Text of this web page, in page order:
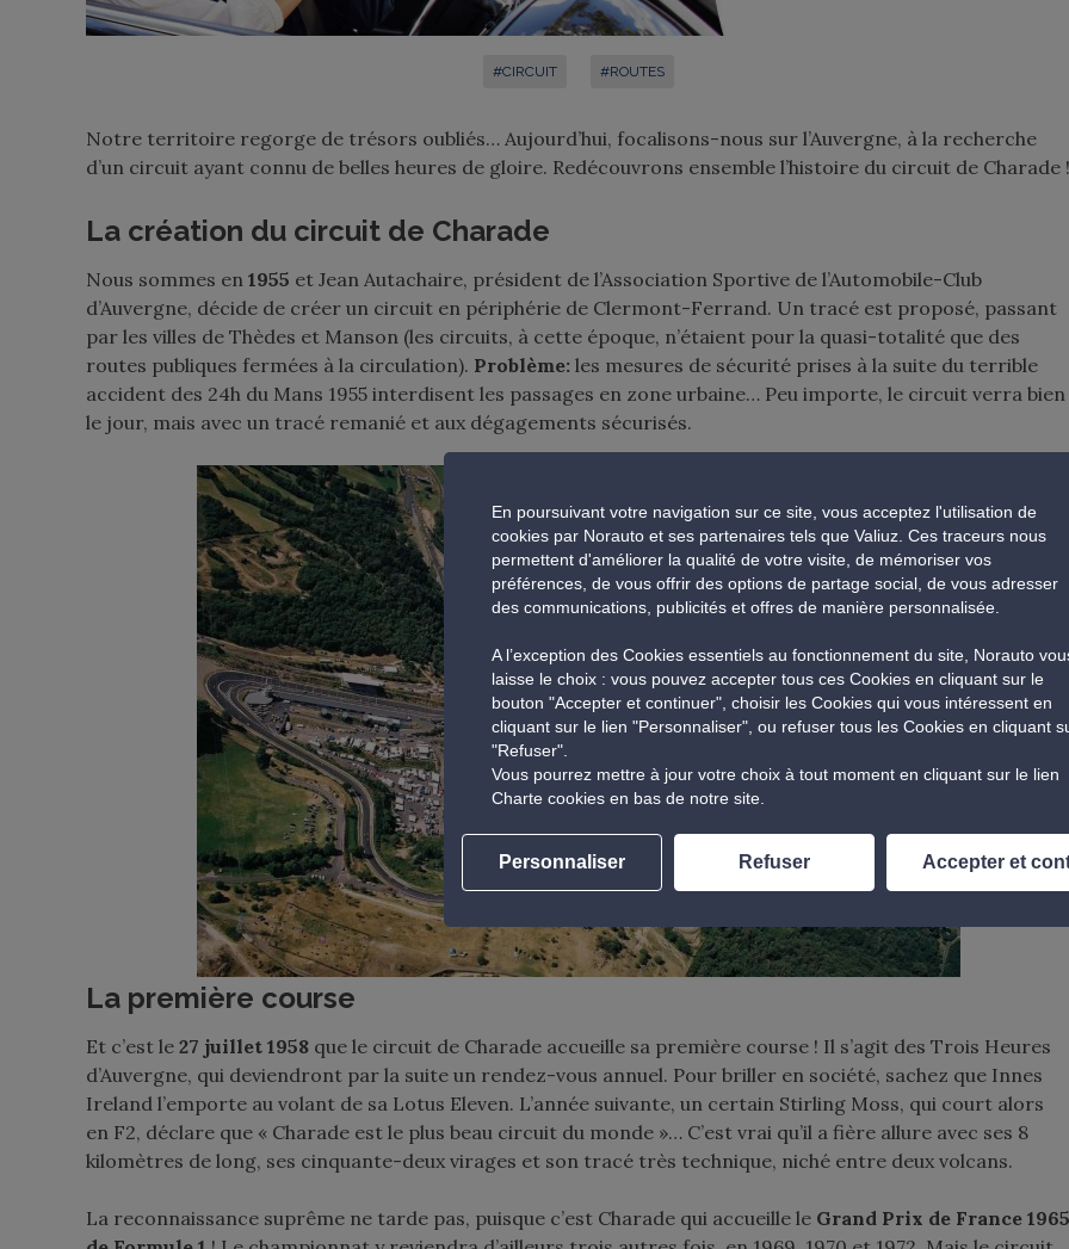
#CIRCUIT #ROUTES
Notre territoire regorge de trésors oubliés… Aujourd’hui, focalisons-nous sur l’Auvergne, à la recherche
d’un circuit ayant connu de belles heures de gloire. Redécouvrons ensemble l’histoire du circuit de Charade !
La création du circuit de Charade
Nous sommes en 1955 et Jean Autachaire, président de l’Association Sportive de l’Automobile-Club
d’Auvergne, décide de créer un circuit en périphérie de Clermont-Ferrand. Un tracé est proposé, passant
par les villes de Thèdes et Manson (les circuits, à cette époque, n’étaient pour la quasi-totalité que des
routes publiques fermées à la circulation). Problème: les mesures de sécurité prises à la suite du terrible
accident des 24h du Mans 1955 interdisent les passages en zone urbaine… Peu importe, le circuit verra bien
le jour, mais avec un tracé remanié et aux dégagements sécurisés.
La première course
Et c’est le 27 juillet 1958 que le circuit de Charade accueille sa première course ! Il s’agit des Trois Heures
d’Auvergne, qui deviendront par la suite un rendez-vous annuel. Pour briller en société, sachez que Innes
Ireland l’emporte au volant de sa Lotus Eleven. L’année suivante, un certain Stirling Moss, qui court alors
en F2, déclare que « Charade est le plus beau circuit du monde »… C’est vrai qu’il a fière allure avec ses 8
kilomètres de long, ses cinquante-deux virages et son tracé très technique, niché entre deux volcans.
La reconnaissance suprême ne tarde pas, puisque c’est Charade qui accueille le Grand Prix de France 1965
En poursuivant votre navigation sur ce site, vous acceptez l'utilisation de
cookies par Norauto et ses partenaires tels que Valiuz. Ces traceurs nous
permettent d'améliorer la qualité de votre visite, de mémoriser vos
préférences, de vous offrir des options de partage social, de vous adresser
des communications, publicités et offres de manière personnalisée.
A l’exception des Cookies essentiels au fonctionnement du site, Norauto
laisse le choix : vous pouvez accepter tous ces Cookies en cliquant sur le
bouton "Accepter et continuer", choisir les Cookies qui vous intéressent en
cliquant sur le lien "Personnaliser", ou refuser tous les Cookies en cliquant
"Refuser".
Vous pourrez mettre à jour votre choix à tout moment en cliquant sur le lien
Charte cookies en bas de notre site.
Personnaliser Refuser Accepter et